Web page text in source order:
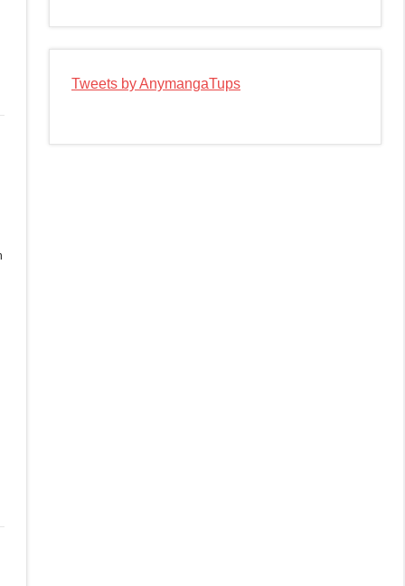
Tweets by AnymangaTups